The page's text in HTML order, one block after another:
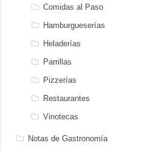
Comidas al Paso
Hamburgueserías
Heladerías
Parrillas
Pizzerías
Restaurantes
Vinotecas
Notas de Gastronomía